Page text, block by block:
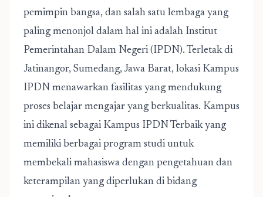
pemimpin bangsa, dan salah satu lembaga yang
paling menonjol dalam hal ini adalah Institut
Pemerintahan Dalam Negeri (IPDN). Terletak di
Jatinangor, Sumedang, Jawa Barat, lokasi Kampus
IPDN menawarkan fasilitas yang mendukung
proses belajar mengajar yang berkualitas. Kampus
ini dikenal sebagai Kampus IPDN Terbaik yang
memiliki berbagai program studi untuk
membekali mahasiswa dengan pengetahuan dan
keterampilan yang diperlukan di bidang